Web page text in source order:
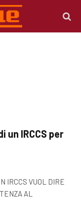
un IRCCS per
IRCCS VUOL DIRE
AL